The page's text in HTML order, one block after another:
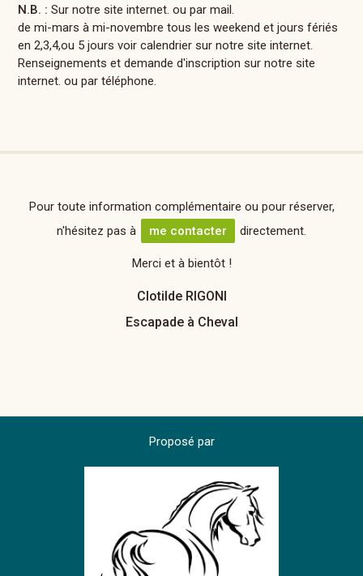
N.B. : Sur notre site internet. ou par mail.
de mi-mars à mi-novembre tous les weekend et jours fériés
en 2,3,4,ou 5 jours voir calendrier sur notre site internet.
Renseignements et demande d'inscription sur notre site
internet. ou par téléphone.
Pour toute information complémentaire ou pour réserver,
n'hésitez pas à
me contacter directement.
Merci et à bientôt !
Clotilde RIGONI
Escapade à Cheval
Proposé par